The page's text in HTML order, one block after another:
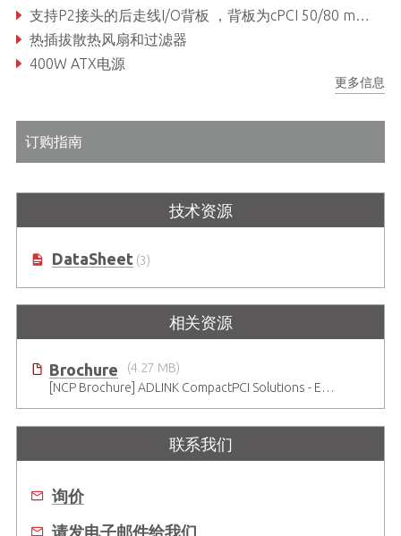
支持P2接头的后走线I/O背板 ，背板为cPCI 50/80 mm深度
热插拔散热风扇和过滤器
400W ATX电源
更多信息
订购指南
技术资源
DataSheet(3)
相关资源
Brochure
(4.27 MB)
[NCP Brochure] ADLINK CompactPCI Solutions - Enduring Performance
联系我们
询价
请发电子邮件给我们